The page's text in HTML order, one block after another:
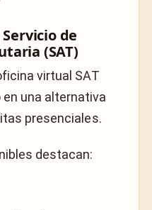
Servicio de
(SAT)
virtual SAT
una alternativa
presenciales.
destacan: